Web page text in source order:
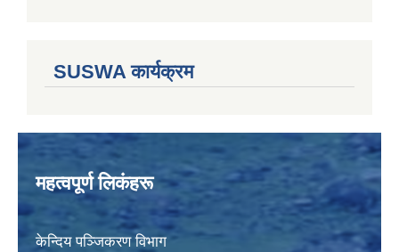
SUSWA कार्यक्रम
महत्वपूर्ण लिकंहरू
केन्दिय पञ्जिकरण विभाग